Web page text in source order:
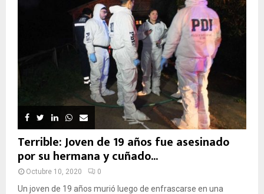
Terrible: Joven de 19 años fue asesinado
por su hermana y cuñado...
Octubre 10, 2020 0
Un joven de 19 años murió luego de enfrascarse en una